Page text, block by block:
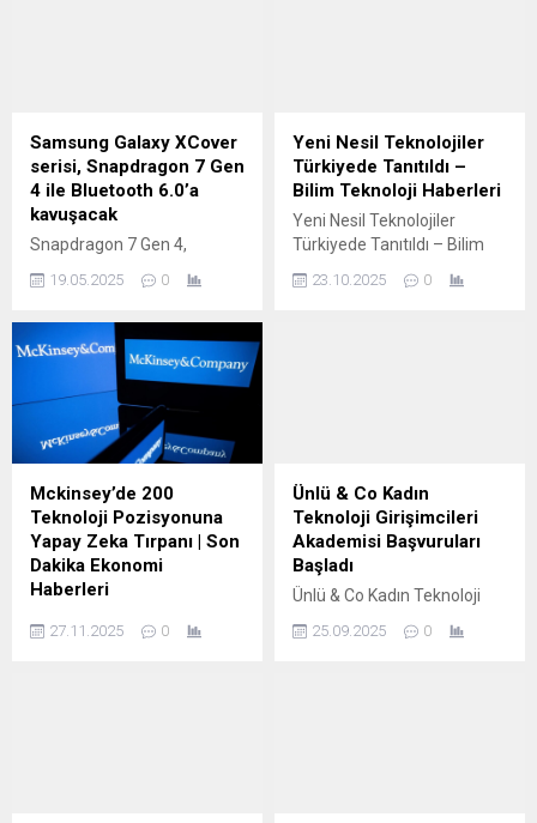
Samsung Galaxy XCover
serisi, Snapdragon 7 Gen
4 ile Bluetooth 6.0’a
kavuşacak
Snapdragon 7 Gen 4,
Bluetooth 6.0 ve %30
güçlenen GPU ile orta
premium özellikler getiriyor.
İşte Samsung Galaxy
XCover serisinde de
kullanılacak bu teknolojinin
detayları: Qualcomm, orta-
üst segment akıllı telefonlar
için geliştirdiği yeni
Snapdragon 7 Gen 4
(SM7750-AB) işlemcisini
teknoloji dünyasına tanıttı.
Bu yeni işlemci, bir önceki
19.05.2025 0
Yeni Nesil Teknolojiler
Türkiyede Tanıtıldı –
Bilim Teknoloji Haberleri
Yeni Nesil Teknolojiler
Türkiyede Tanıtıldı – Bilim
Teknoloji Haberleri Temizlik
ve kişisel bakım ürünleri
katılımcılarla buluştu.
Etkinlikte, şirketin Güzellik
Kategorisi Global Başkanı
Kathleen Pierce, markanın
güzellik teknolojilerindeki
geçmiş...
23.10.2025 0
Mckinsey’de 200
Teknoloji Pozisyonuna
Yapay Zeka Tırpanı | Son
Dakika Ekonomi
Haberleri
Pozisyonuna Yapay Zeka
27.11.2025 0
Ünlü & Co Kadın
Teknoloji Girişimcileri
Akademisi Başvuruları
Başladı
Ünlü & Co Kadın Teknoloji
Başvuruları Başladı
25.09.2025 0